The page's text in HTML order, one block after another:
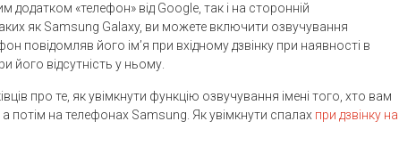
«телефон» від Google, так і на сторонній
як Samsung Galaxy, ви можете включити озвучування
повідомляв його ім’я при вхідному дзвінку при наявності в
його відсутність у ньому.
про те, як увімкнути функцію озвучування імені того, хто вам
потім на телефонах Samsung. Як увімкнути спалах при дзвінку на